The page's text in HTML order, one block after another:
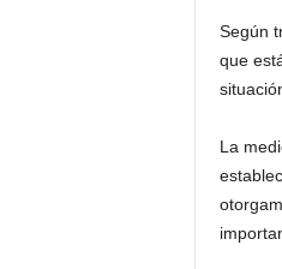
Según
que
La